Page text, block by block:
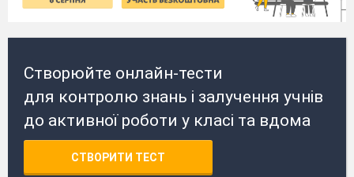
Створюйте онлайн-тести
для контролю знань і залучення учнів
до активної роботи у класі та вдома
СТВОРИТИ ТЕСТ